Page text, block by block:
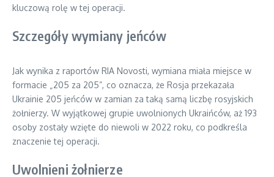
kluczową rolę w tej operacji.
Szczegóły wymiany jeńców
Jak wynika z raportów RIA Novosti, wymiana miała miejsce w
formacie „205 za 205”, co oznacza, że Rosja przekazała
Ukrainie 205 jeńców w zamian za taką samą liczbę rosyjskich
żołnierzy. W wyjątkowej grupie uwolnionych Ukraińców, aż 193
osoby zostały wzięte do niewoli w 2022 roku, co podkreśla
znaczenie tej operacji.
Uwolnieni żołnierze